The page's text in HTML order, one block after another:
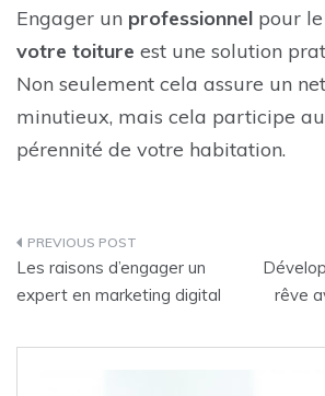
Engager un professionnel pour le
votre toiture est une solution
Non seulement cela assure un
minutieux, mais cela participe
pérennité de votre habitation.
Post
navigation
Les raisons d’engager un
expert en marketing digital
rêve